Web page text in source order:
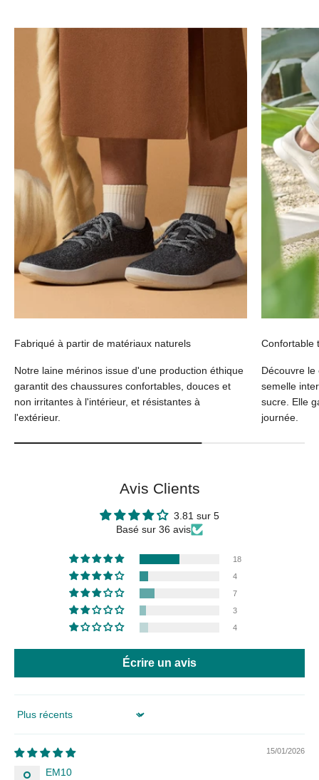
Fabriqué à partir de matériaux naturels
Notre laine mérinos issue d'une production éthique
garantit des chaussures confortables, douces et
non irritantes à l'intérieur, et résistantes à
l'extérieur.
Confortable
Découvre
semelle
sucre. Elle
journée.
Avis Clients
3.81 sur 5
Basé sur 36 avis
18
4
7
3
4
Écrire un avis
Sort by
15/01/2026
EM10